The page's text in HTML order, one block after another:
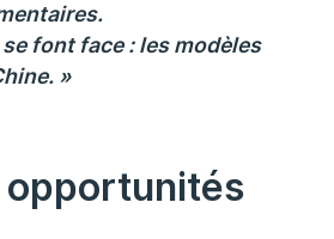
font face : les modèles
»
opportunités